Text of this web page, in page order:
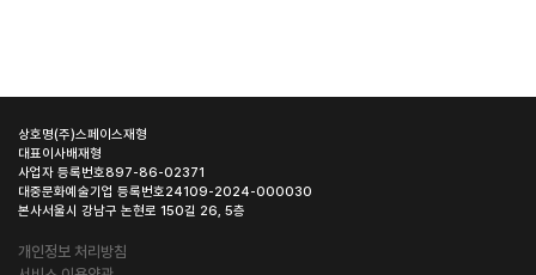
상호명(주)스페이스재형
대표이사배재형
사업자 등록번호897-86-02371
대중문화예술기업 등록번호24109-2024-000030
본사서울시 강남구 논현로 150길 26, 5층
개인정보 처리방침